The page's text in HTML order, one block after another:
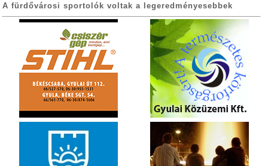
A fürdővárosi sportolók voltak a legeredményesebbek